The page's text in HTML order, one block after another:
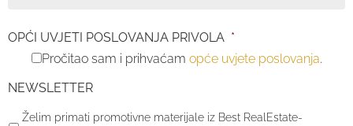
OPĆI UVJETI POSLOVANJA PRIVOLA *
Pročitao sam i prihvaćam opće uvjete poslovanja.
NEWSLETTER
Želim primati promotivne materijale iz Best RealEstate-